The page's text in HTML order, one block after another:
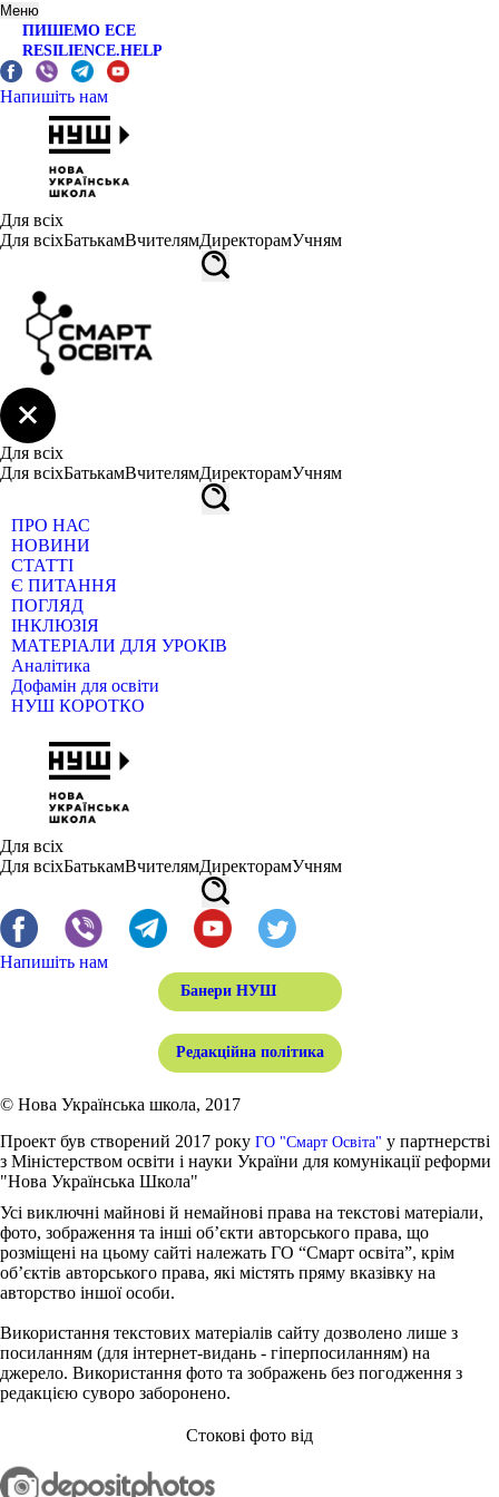
Меню
ПИШЕМО ЕСЕ
RESILIENCE.HELP
Напишіть нам
Для всіх
Для всіхБатькамВчителямДиректорамУчням
Для всіх
Для всіхБатькамВчителямДиректорамУчням
ПРО НАС
НОВИНИ
СТАТТІ
Є ПИТАННЯ
ПОГЛЯД
ІНКЛЮЗІЯ
МАТЕРІАЛИ ДЛЯ УРОКІВ
Аналітика
Дофамін для освіти
НУШ КОРОТКО
Для всіх
Для всіхБатькамВчителямДиректорамУчням
Напишіть нам
Банери НУШ
Редакційна політика
© Нова Українська школа, 2017
Проект був створений 2017 року ГО "Смарт Освіта" у партнерстві
з Міністерством освіти і науки України для комунікації реформи
"Нова Українська Школа"
Усі виключні майнові й немайнові права на текстові матеріали,
фото, зображення та інші об’єкти авторського права, що
розміщені на цьому сайті належать ГО “Смарт освіта”, крім
об’єктів авторського права, які містять пряму вказівку на
авторство іншої особи.
Використання текстових матеріалів сайту дозволено лише з
посиланням (для інтернет-видань - гіперпосиланням) на
джерело. Використання фото та зображень без погодження з
редакцією суворо заборонено.
Стокові фото від